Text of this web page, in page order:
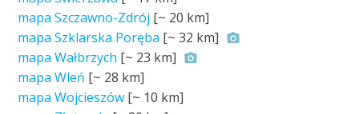
mapa Szczawno-Zdrój [~ 20 km]
mapa Szklarska Poręba [~32 km]
mapa Wałbrzych [~ 23 km]
mapa Wleń [~ 28 km]
mapa Wojcieszów [~ 10 km]